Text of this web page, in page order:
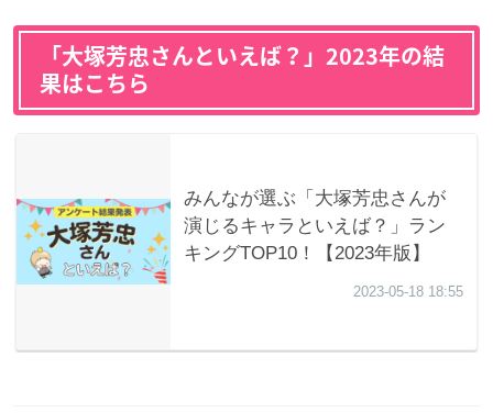
「大塚芳忠さんといえば？」2023年の結
果はこちら